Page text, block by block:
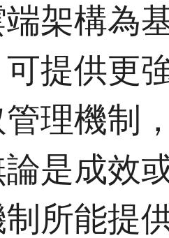
架構為
提供更
理機制
是成效
所能提